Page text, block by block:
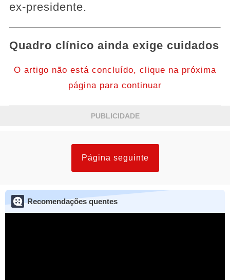
ex-presidente.
Quadro clínico ainda exige cuidados
O artigo não está concluído, clique na próxima
página para continuar
PUBLICIDADE
Página seguinte
Recomendações quentes